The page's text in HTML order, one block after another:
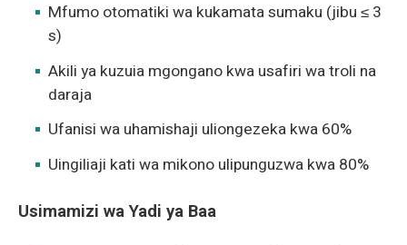
Mfumo otomatiki wa kukamata sumaku (jibu ≤ 3
s)
Akili ya kuzuia mgongano kwa usafiri wa troli na
daraja
Ufanisi wa uhamishaji uliongezeka kwa 60%
Uingiliaji kati wa mikono ulipunguzwa kwa 80%
Usimamizi wa Yadi ya Baa